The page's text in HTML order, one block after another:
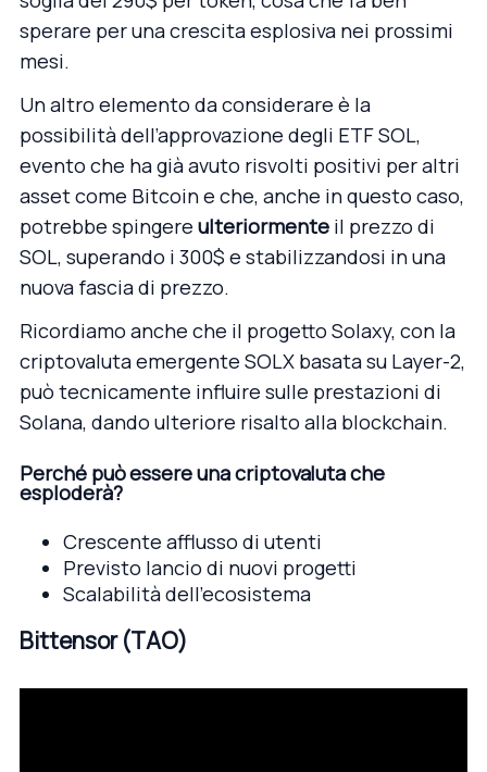
sperare per una crescita esplosiva nei prossimi
mesi.
Un altro elemento da considerare è la
possibilità dell’approvazione degli ETF SOL,
evento che ha già avuto risvolti positivi per altri
asset come Bitcoin e che, anche in questo caso,
potrebbe spingere ulteriormente il prezzo di
SOL, superando i 300$ e stabilizzandosi in una
nuova fascia di prezzo.
Ricordiamo anche che il progetto Solaxy, con la
criptovaluta emergente SOLX basata su Layer-2,
può tecnicamente influire sulle prestazioni di
Solana, dando ulteriore risalto alla blockchain.
Perché può essere una criptovaluta che
esploderà?
Crescente afflusso di utenti
Previsto lancio di nuovi progetti
Scalabilità dell’ecosistema
Bittensor (TAO)